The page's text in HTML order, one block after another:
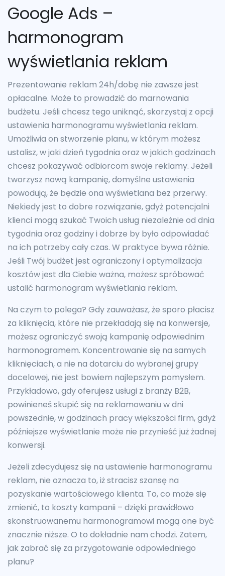
Google Ads –
harmonogram
wyświetlania reklam
Prezentowanie reklam 24h/dobę nie zawsze jest
opłacalne. Może to prowadzić do marnowania
budżetu. Jeśli chcesz tego uniknąć, skorzystaj z opcji
ustawienia harmonogramu wyświetlania reklam.
Umożliwia on stworzenie planu, w którym możesz
ustalisz, w jaki dzień tygodnia oraz w jakich godzinach
chcesz pokazywać odbiorcom swoje reklamy. Jeżeli
tworzysz nową kampanię, domyślne ustawienia
powodują, że będzie ona wyświetlana bez przerwy.
Niekiedy jest to dobre rozwiązanie, gdyż potencjalni
klienci mogą szukać Twoich usług niezależnie od dnia
tygodnia oraz godziny i dobrze by było odpowiadać
na ich potrzeby cały czas. W praktyce bywa różnie.
Jeśli Twój budżet jest ograniczony i optymalizacja
kosztów jest dla Ciebie ważna, możesz spróbować
ustalić harmonogram wyświetlania reklam.
Na czym to polega? Gdy zauważasz, że sporo płacisz
za kliknięcia, które nie przekładają się na konwersje,
możesz ograniczyć swoją kampanię odpowiednim
harmonogramem. Koncentrowanie się na samych
kliknięciach, a nie na dotarciu do wybranej grupy
docelowej, nie jest bowiem najlepszym pomysłem.
Przykładowo, gdy oferujesz usługi z branży B2B,
powinieneś skupić się na reklamowaniu w dni
powszednie, w godzinach pracy większości firm, gdyż
późniejsze wyświetlanie może nie przynieść już żadnej
konwersji.
Jeżeli zdecydujesz się na ustawienie harmonogramu
reklam, nie oznacza to, iż stracisz szansę na
pozyskanie wartościowego klienta. To, co może się
zmienić, to koszty kampanii – dzięki prawidłowo
skonstruowanemu harmonogramowi mogą one być
znacznie niższe. O to dokładnie nam chodzi. Zatem,
jak zabrać się za przygotowanie odpowiedniego
planu?